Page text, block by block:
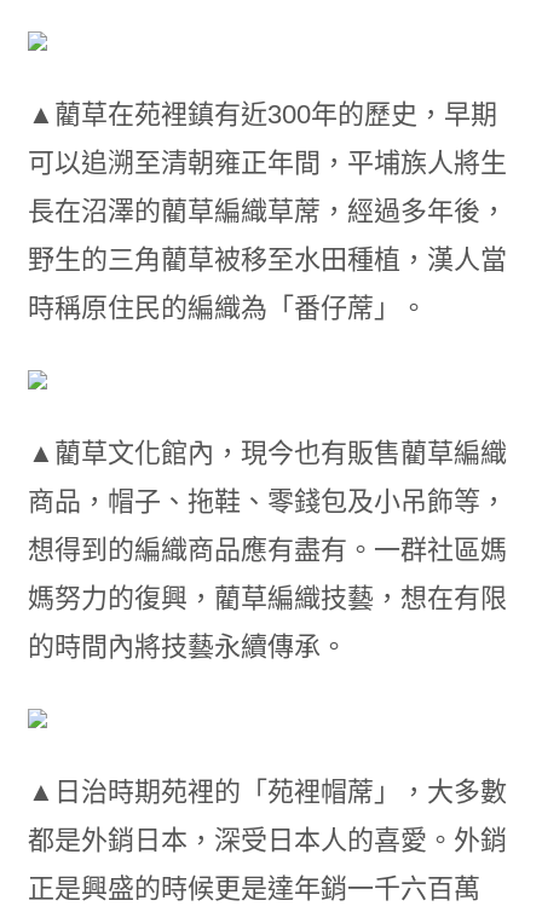
▲藺草在苑裡鎮有近300年的歷史，早期
可以追溯至清朝雍正年間，平埔族人將生
長在沼澤的藺草編織草蓆，經過多年後，
野生的三角藺草被移至水田種植，漢人當
時稱原住民的編織為「番仔蓆」。
▲藺草文化館內，現今也有販售藺草編織
商品，帽子、拖鞋、零錢包及小吊飾等，
想得到的編織商品應有盡有。一群社區媽
媽努力的復興，藺草編織技藝，想在有限
的時間內將技藝永續傳承。
▲日治時期苑裡的「苑裡帽蓆」，大多數
都是外銷日本，深受日本人的喜愛。外銷
正是興盛的時候更是達年銷一千六百萬